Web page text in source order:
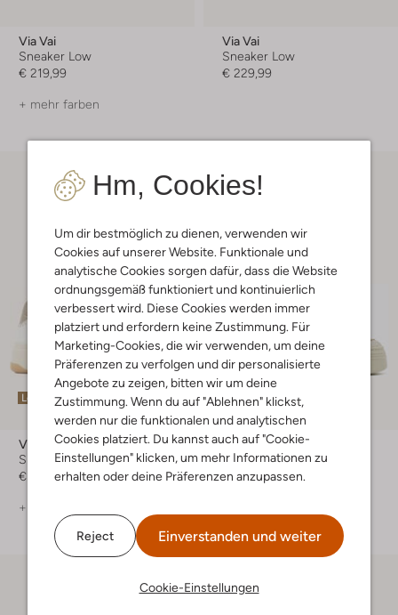
Hm, Cookies!
Um dir bestmöglich zu dienen, verwenden wir
Cookies auf unserer Website. Funktionale und
analytische Cookies sorgen dafür, dass die Website
ordnungsgemäß funktioniert und kontinuierlich
verbessert wird. Diese Cookies werden immer
platziert und erfordern keine Zustimmung. Für
Marketing-Cookies, die wir verwenden, um deine
Präferenzen zu verfolgen und dir personalisierte
Angebote zu zeigen, bitten wir um deine
Zustimmung. Wenn du auf "Ablehnen" klickst,
werden nur die funktionalen und analytischen
Cookies platziert. Du kannst auch auf "Cookie-
Einstellungen" klicken, um mehr Informationen zu
erhalten oder deine Präferenzen anzupassen.
Reject Einverstanden und weiter
Cookie-Einstellungen
Via Vai
Sneaker Low
€ 219,99
+ mehr farben
Via Vai
Sneaker Low
€ 229,99
Letzte Größen
Via Vai
Sneaker Low
€ 179,99
+ mehr farben
-40%
Via Vai
Sneaker Low
€ 179,95 € 107,99